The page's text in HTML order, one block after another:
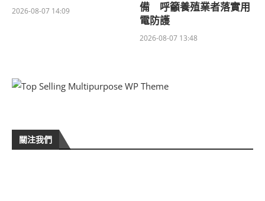
2026-08-07 14:09
備 呼籲養殖業者落實用
電防護
2026-08-07 13:48
關注我們